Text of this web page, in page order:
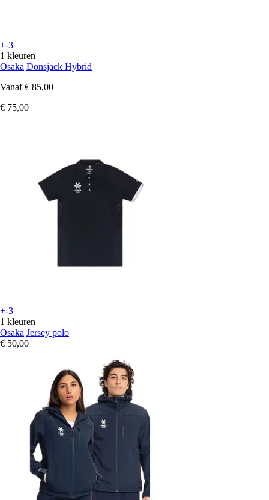
+-3
1 kleuren
Osaka Donsjack Hybrid
Vanaf € 85,00
€ 75,00
+-3
1 kleuren
Osaka Jersey polo
€ 50,00